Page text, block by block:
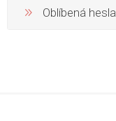
Oblíbená hesla